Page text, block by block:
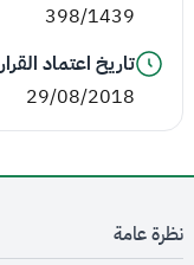
398/1439
تاريخ اعتماد القرار
29/08/2018
نظرة عامة